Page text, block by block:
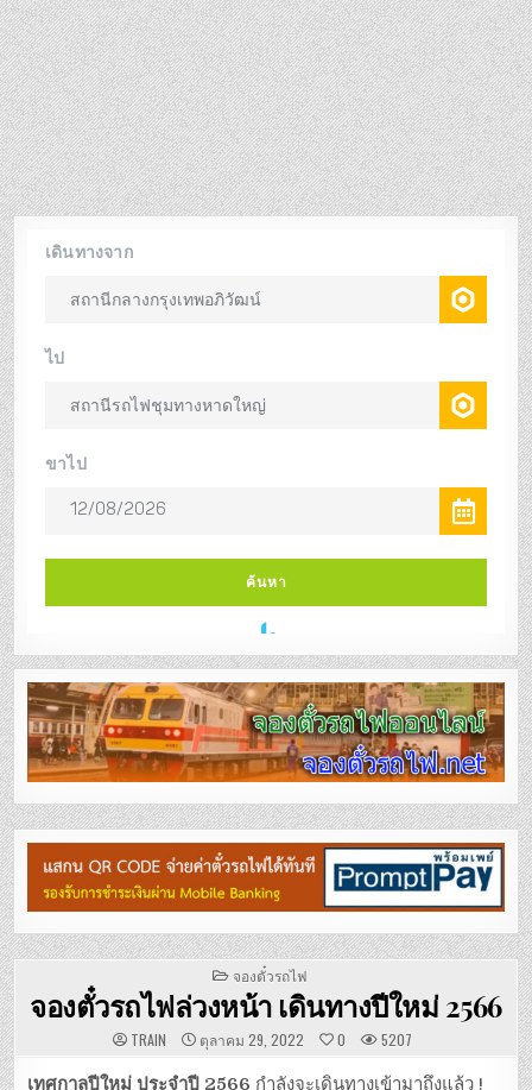
POSTED
IN
จองตั๋วรถไฟ
จองตั๋วรถไฟล่วงหน้า เดินทางปีใหม่ 2566
TRAIN ตุลาคม 29, 2022 0 5207
เทศกาลปีใหม่ ประจำปี 2566 กำลังจะเดินทางเข้ามาถึงแล้ว !